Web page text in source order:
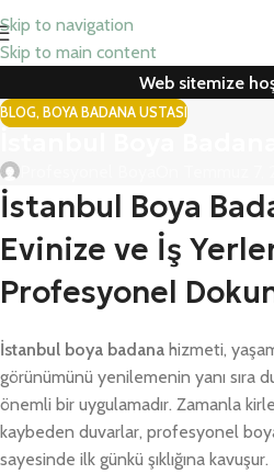
Skip to navigation
Skip to main content
Web sitemize
BLOG, BOYA BADANA USTASI
İstanbul Boya
Evinize ve İş
Profesyonel
İstanbul boya badana hizmeti,
görünümünü yenilemenin yanı sıra
önemli bir uygulamadır. Zamanla
kaybeden duvarlar, profesyonel
sayesinde ilk günkü şıklığına